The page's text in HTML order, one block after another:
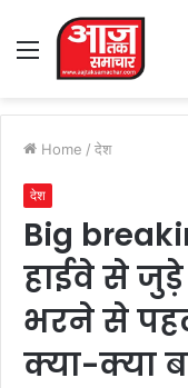
Menu
Home / देश
देश
Big
हाईवे से जुड़े
भरने से
क्या-क्या